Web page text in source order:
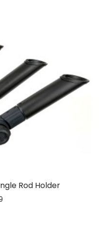
Rod Holder